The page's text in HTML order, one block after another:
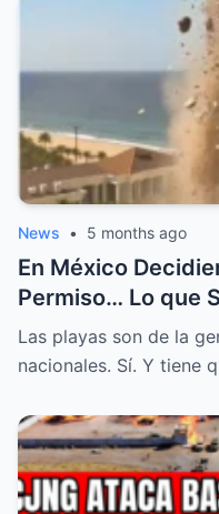
News • 5 months ago
En México
Permiso… Lo que
Cadena de
Terminó
Las playas son de la
nacionales. Sí. Y tiene